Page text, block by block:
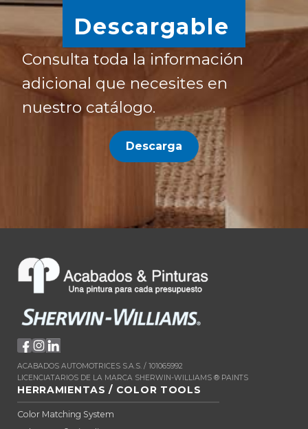
Descargable
Consulta toda la información
adicional que necesites en
nuestro catálogo.
Descarga
ACABADOS AUTOMOTRICES S.A.S. / 101065992
LICENCIATARIOS DE LA MARCA SHERWIN-WILLIAMS ® PAINTS
HERRAMIENTAS / COLOR TOOLS
Color Matching System